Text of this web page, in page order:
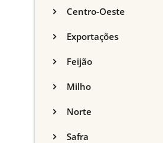
Centro-Oeste
Exportações
Feijão
Milho
Norte
Safra